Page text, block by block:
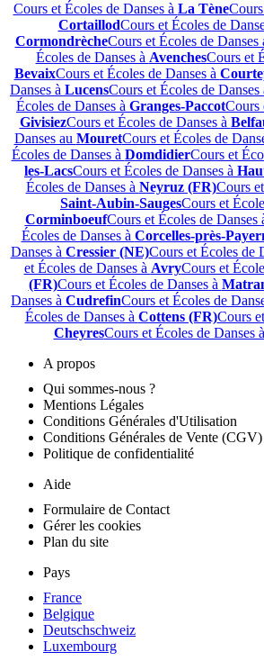
Cours et Écoles de Danses à La Tène
CortaillodCours et Écoles de
CormondrècheCours et Écoles de Danses
Écoles de Danses à AvenchesCours et
BevaixCours et Écoles de Danses à
Danses à LucensCours et Écoles de Danses
Écoles de Danses à Granges-PaccotCours
GivisiezCours et Écoles de Danses à
Danses au MouretCours et Écoles de
Écoles de Danses à DomdidierCours et
les-LacsCours et Écoles de Danses à
Écoles de Danses à Neyruz (FR)Cours
Saint-Aubin-SaugesCours et
CorminboeufCours et Écoles de Danses
Écoles de Danses à Corcelles-près-
Danses à Cressier (NE)Cours et Écoles de
et Écoles de Danses à AvryCours et
(FR)Cours et Écoles de Danses à
Danses à CudrefinCours et Écoles de
Écoles de Danses à Cottens (FR)Cours
CheyresCours et Écoles de Danses à
A propos
Qui sommes-nous ?
Mentions Légales
Conditions Générales d'Utilisation
Conditions Générales de Vente (CGV)
Politique de confidentialité
Aide
Formulaire de Contact
Gérer les cookies
Plan du site
Pays
France
Belgique
Deutschschweiz
Luxembourg